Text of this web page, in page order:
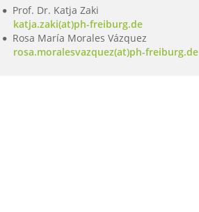
Prof. Dr. Katja Zaki
katja.zaki(at)ph-freiburg.de
Rosa María Morales Vázquez
rosa.moralesvazquez(at)ph-freiburg.de